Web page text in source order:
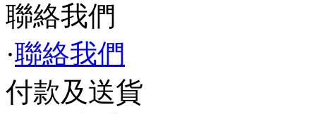
聯絡我們
·聯絡我們
付款及送貨